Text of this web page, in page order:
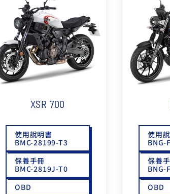
XSR 700
使用說明書
BMC-28199-T3
保養手冊
BMC-2819J-T0
OBD
使用
BNG-
保養
BNG-
OBD